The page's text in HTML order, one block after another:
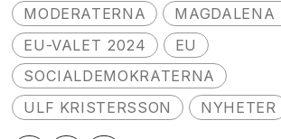
MODERATERNA
MAGDALENA
EU-VALET 2024
EU
SOCIALDEMOKRATERNA
ULF KRISTERSSON
NYHETER